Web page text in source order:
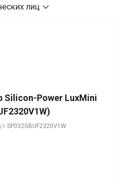
лиц
Silicon-Power LuxMini
SP032GBUF2320V1W